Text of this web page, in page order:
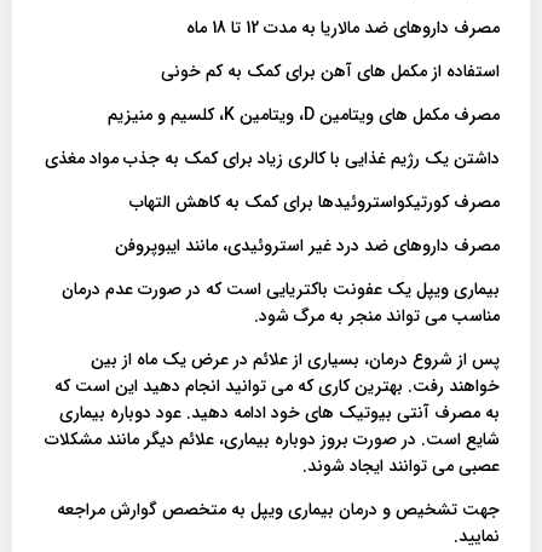
مصرف داروهای ضد مالاریا به مدت 12 تا 18 ماه
استفاده از مکمل های آهن برای کمک به کم خونی
مصرف مکمل های ویتامین D، ویتامین K، کلسیم و منیزیم
داشتن یک رژیم غذایی با کالری زیاد برای کمک به جذب مواد مغذی
مصرف کورتیکواستروئیدها برای کمک به کاهش التهاب
مصرف داروهای ضد درد غیر استروئیدی، مانند ایبوپروفن
بیماری ویپل یک عفونت باکتریایی است که در صورت عدم درمان
مناسب می تواند منجر به مرگ شود.
پس از شروع درمان، بسیاری از علائم در عرض یک ماه از بین
خواهند رفت. بهترین کاری که می توانید انجام دهید این است که
به مصرف آنتی بیوتیک های خود ادامه دهید. عود دوباره بیماری
شایع است. در صورت بروز دوباره بیماری، علائم دیگر مانند مشکلات
عصبی می توانند ایجاد شوند.
جهت تشخیص و درمان بیماری ویپل به متخصص گوارش مراجعه
نمایید.